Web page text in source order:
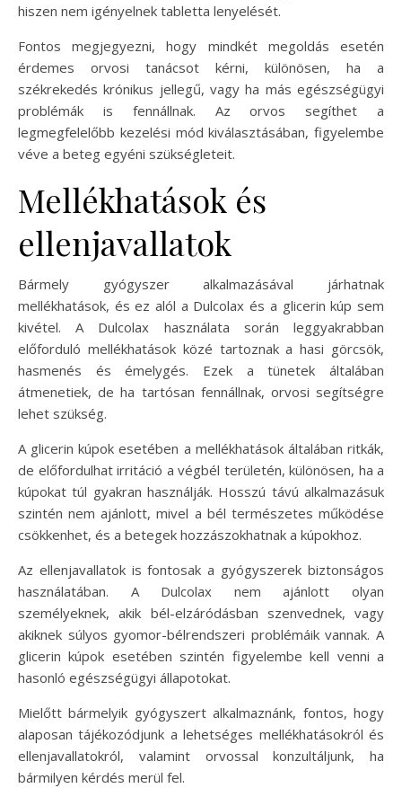
hiszen nem igényelnek tabletta lenyelését.
Fontos megjegyezni, hogy mindkét megoldás esetén
érdemes orvosi tanácsot kérni, különösen, ha a
székrekedés krónikus jellegű, vagy ha más egészségügyi
problémák is fennállnak. Az orvos segíthet a
legmegfelelőbb kezelési mód kiválasztásában, figyelembe
véve a beteg egyéni szükségleteit.
Mellékhatások és
ellenjavallatok
Bármely gyógyszer alkalmazásával járhatnak
mellékhatások, és ez alól a Dulcolax és a glicerin kúp sem
kivétel. A Dulcolax használata során leggyakrabban
előforduló mellékhatások közé tartoznak a hasi görcsök,
hasmenés és émelygés. Ezek a tünetek általában
átmenetiek, de ha tartósan fennállnak, orvosi segítségre
lehet szükség.
A glicerin kúpok esetében a mellékhatások általában ritkák,
de előfordulhat irritáció a végbél területén, különösen, ha a
kúpokat túl gyakran használják. Hosszú távú alkalmazásuk
szintén nem ajánlott, mivel a bél természetes működése
csökkenhet, és a betegek hozzászokhatnak a kúpokhoz.
Az ellenjavallatok is fontosak a gyógyszerek biztonságos
használatában. A Dulcolax nem ajánlott olyan
személyeknek, akik bél-elzáródásban szenvednek, vagy
akiknek súlyos gyomor-bélrendszeri problémáik vannak. A
glicerin kúpok esetében szintén figyelembe kell venni a
hasonló egészségügyi állapotokat.
Mielőtt bármelyik gyógyszert alkalmaznánk, fontos, hogy
alaposan tájékozódjunk a lehetséges mellékhatásokról és
ellenjavallatokról, valamint orvossal konzultáljunk, ha
bármilyen kérdés merül fel.